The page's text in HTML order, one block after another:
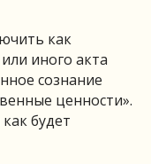
как
иного акта
сознание
ценности».
будет